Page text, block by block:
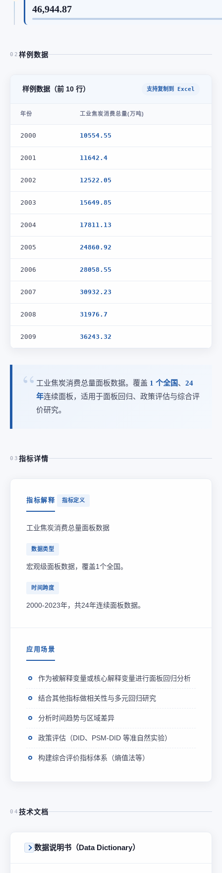
46,944.87
02 样例数据
样例数据（前 10 行） 支持复制到 Excel
年份 工业焦炭消费总量(万吨)
2000 10554.55
2001 11642.4
2002 12522.05
2003 15649.85
2004 17811.13
2005 24860.92
2006 28058.55
2007 30932.23
2008 31976.7
2009 36243.32
工业焦炭消费总量面板数据。覆盖 1 个全国、 24
年连续面板，适用于面板回归、政策评估与综合评
价研究。
03 指标详情
指标解释 指标定义
工业焦炭消费总量面板数据
数据类型
宏观级面板数据，覆盖1个全国。
时间跨度
2000-2023年，共24年连续面板数据。
应用场景
作为被解释变量或核心解释变量进行面板回归分析
结合其他指标做相关性与多元回归研究
分析时间趋势与区域差异
政策评估（DID、PSM-DID 等准自然实验）
构建综合评价指标体系（熵值法等）
04 技术文档
数据说明书（Data Dictionary）